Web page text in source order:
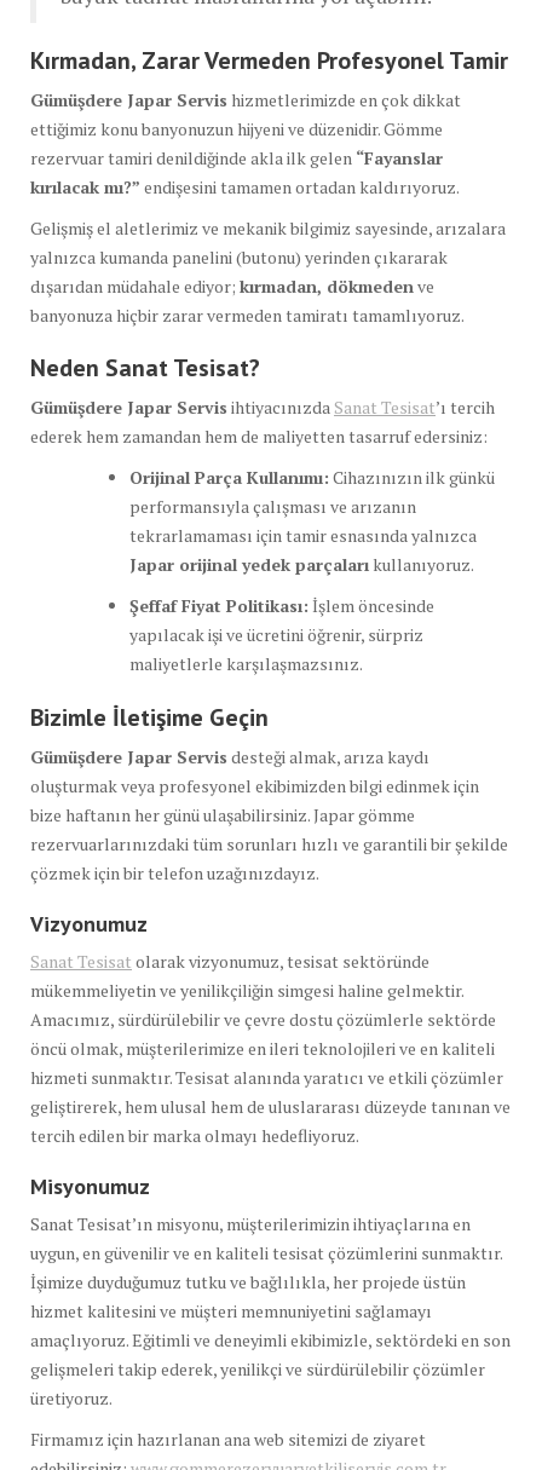
Kırmadan, Zarar Vermeden Profesyonel Tamir
Gümüşdere Japar Servis hizmetlerimizde en çok dikkat
ettiğimiz konu banyonuzun hijyeni ve düzenidir. Gömme
rezervuar tamiri denildiğinde akla ilk gelen “Fayanslar
kırılacak mı?” endişesini tamamen ortadan kaldırıyoruz.
Gelişmiş el aletlerimiz ve mekanik bilgimiz sayesinde, arızalara
yalnızca kumanda panelini (butonu) yerinden çıkararak
dışarıdan müdahale ediyor; kırmadan, dökmeden ve
banyonuza hiçbir zarar vermeden tamiratı tamamlıyoruz.
Neden Sanat Tesisat?
Gümüşdere Japar Servis ihtiyacınızda Sanat Tesisat’ı tercih
ederek hem zamandan hem de maliyetten tasarruf edersiniz:
Orijinal Parça Kullanımı: Cihazınızın ilk günkü
performansıyla çalışması ve arızanın
tekrarlamaması için tamir esnasında yalnızca
Japar orijinal yedek parçaları kullanıyoruz.
Şeffaf Fiyat Politikası: İşlem öncesinde
yapılacak işi ve ücretini öğrenir, sürpriz
maliyetlerle karşılaşmazsınız.
Bizimle İletişime Geçin
Gümüşdere Japar Servis desteği almak, arıza kaydı
oluşturmak veya profesyonel ekibimizden bilgi edinmek için
bize haftanın her günü ulaşabilirsiniz. Japar gömme
rezervuarlarınızdaki tüm sorunları hızlı ve garantili bir şekilde
çözmek için bir telefon uzağınızdayız.
Vizyonumuz
Sanat Tesisat olarak vizyonumuz, tesisat sektöründe
mükemmeliyetin ve yenilikçiliğin simgesi haline gelmektir.
Amacımız, sürdürülebilir ve çevre dostu çözümlerle sektörde
öncü olmak, müşterilerimize en ileri teknolojileri ve en kaliteli
hizmeti sunmaktır. Tesisat alanında yaratıcı ve etkili çözümler
geliştirerek, hem ulusal hem de uluslararası düzeyde tanınan ve
tercih edilen bir marka olmayı hedefliyoruz.
Misyonumuz
Sanat Tesisat’ın misyonu, müşterilerimizin ihtiyaçlarına en
uygun, en güvenilir ve en kaliteli tesisat çözümlerini sunmaktır.
İşimize duyduğumuz tutku ve bağlılıkla, her projede üstün
hizmet kalitesini ve müşteri memnuniyetini sağlamayı
amaçlıyoruz. Eğitimli ve deneyimli ekibimizle, sektördeki en son
gelişmeleri takip ederek, yenilikçi ve sürdürülebilir çözümler
üretiyoruz.
Firmamız için hazırlanan ana web sitemizi de ziyaret